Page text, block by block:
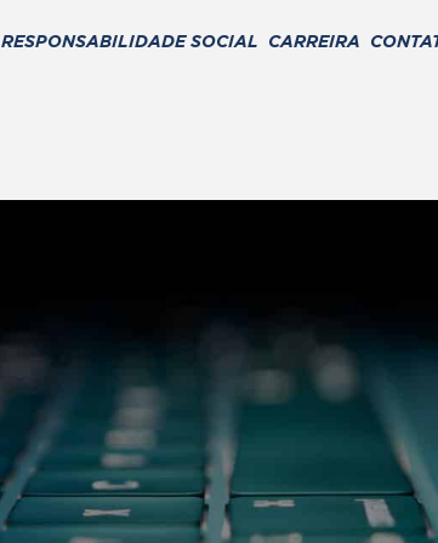
RESPONSABILIDADE SOCIAL CARREIRA